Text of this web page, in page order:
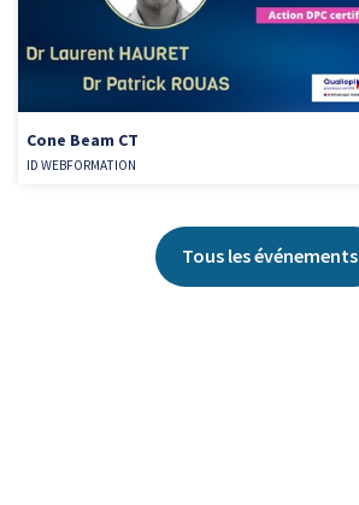
Cone Beam CT
ID WEBFORMATION
Tous les événements